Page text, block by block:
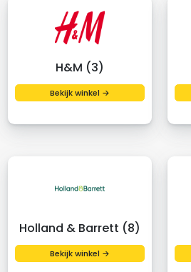
H&M (3)
Bekijk winkel →
Holland & Barrett (8)
Bekijk winkel →